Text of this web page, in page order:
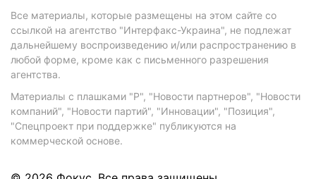
Все материалы, которые размещены на этом сайте со
ссылкой на агентство "Интерфакс-Украина", не подлежат
дальнейшему воспроизведению и/или распространению в
любой форме, кроме как с письменного разрешения
агентства.
Материалы с плашками "Р", "Новости партнеров", "Новости
компаний", "Новости партий", "Инновации", "Позиция",
"Спецпроект при поддержке" публикуются на
коммерческой основе.